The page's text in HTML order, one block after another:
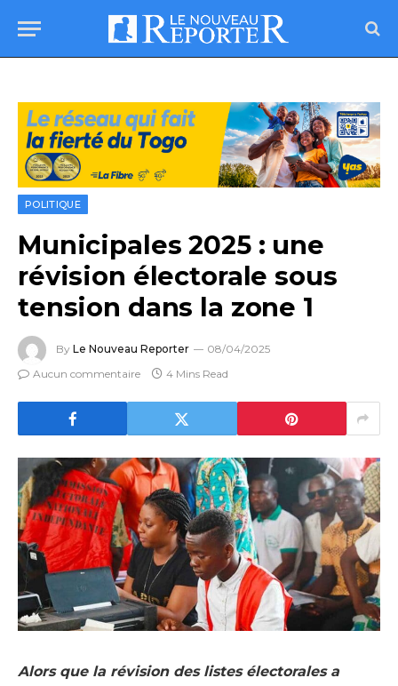
POLITIQUE
Municipales 2025 : une
révision électorale sous
tension dans la zone 1
By Le Nouveau Reporter
08/04/2025
Aucun commentaire
4 Mins Read
Alors que la révision des listes électorales a